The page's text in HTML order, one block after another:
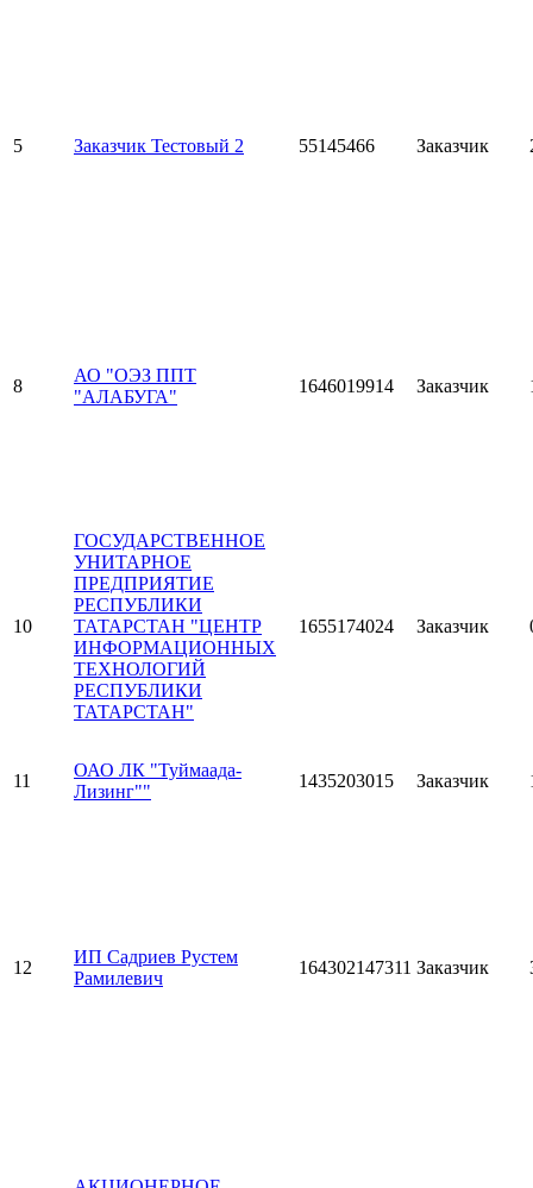
5 Заказчик Тестовый 2 55145466 Заказчик
8
АО "ОЭЗ ППТ
"АЛАБУГА"
1646019914 Заказчик
10
ГОСУДАРСТВЕННОЕ
УНИТАРНОЕ
ПРЕДПРИЯТИЕ
РЕСПУБЛИКИ
ТАТАРСТАН "ЦЕНТР
ИНФОРМАЦИОННЫХ
ТЕХНОЛОГИЙ
РЕСПУБЛИКИ
ТАТАРСТАН"
1655174024 Заказчик
11
ОАО ЛК "Туймаада-
Лизинг""
1435203015 Заказчик
12
ИП Садриев Рустем
Рамилевич
164302147311 Заказчик